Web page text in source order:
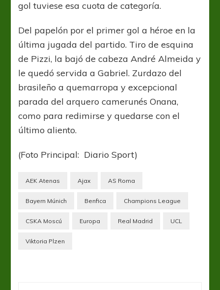
gol tuviese esa cuota de categoría.
Del papelón por el primer gol a héroe en la
última jugada del partido. Tiro de esquina
de Pizzi, la bajó de cabeza André Almeida y
le quedó servida a Gabriel. Zurdazo del
brasileño a quemarropa y excepcional
parada del arquero camerunés Onana,
como para redimirse y quedarse con el
último aliento.
(Foto Principal: Diario Sport)
AEK Atenas Ajax AS Roma
Bayern Múnich Benfica Champions League
CSKA Moscú Europa Real Madrid UCL
Viktoria Plzen